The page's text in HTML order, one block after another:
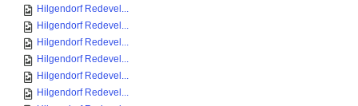
Hilgendorf Redevel...
Hilgendorf Redevel...
Hilgendorf Redevel...
Hilgendorf Redevel...
Hilgendorf Redevel...
Hilgendorf Redevel...